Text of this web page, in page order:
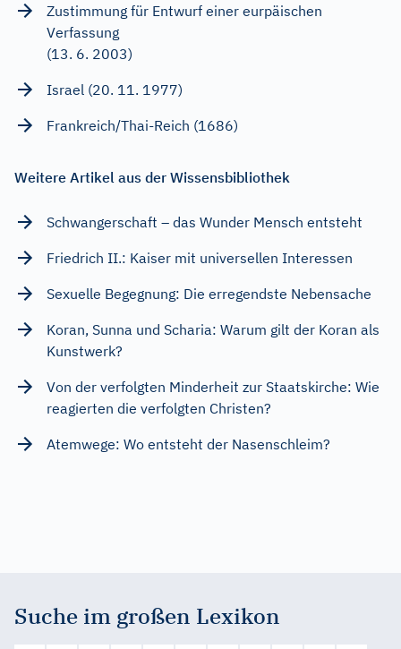
Zustimmung für Entwurf einer eurpäischen
Verfassung
(13. 6. 2003)
Israel (20. 11. 1977)
Frankreich/Thai-Reich (1686)
Weitere Artikel aus der Wissensbibliothek
Schwangerschaft – das Wunder Mensch entsteht
Friedrich II.: Kaiser mit universellen Interessen
Sexuelle Begegnung: Die erregendste Nebensache
Koran, Sunna und Scharia: Warum gilt der Koran als
Kunstwerk?
Von der verfolgten Minderheit zur Staatskirche: Wie
reagierten die verfolgten Christen?
Atemwege: Wo entsteht der Nasenschleim?
Suche im großen Lexikon